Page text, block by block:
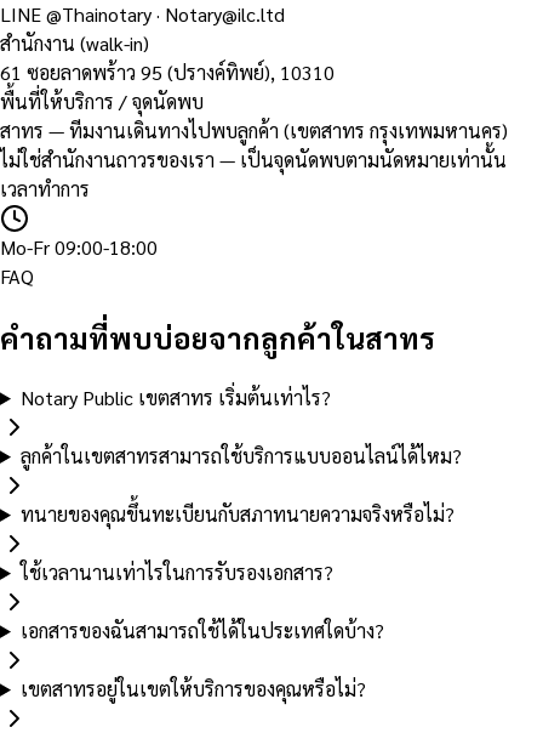
LINE@Thainotary· Notary@ilc.ltd
สำนักงาน (walk-in)
61 ซอยลาดพร้าว 95 (ปรางค์ทิพย์), 10310
พื้นที่ให้บริการ / จุดนัดพบ
สาทร — ทีมงานเดินทางไปพบลูกค้า (เขตสาทร กรุงเทพมหานคร)
ไม่ใช่สำนักงานถาวรของเรา — เป็นจุดนัดพบตามนัดหมายเท่านั้น
เวลาทำการ
Mo-Fr 09:00-18:00
FAQ
คำถามที่พบบ่อยจากลูกค้าในสาทร
Notary Public เขตสาทร เริ่มต้นเท่าไร?
ลูกค้าในเขตสาทรสามารถใช้บริการแบบออนไลน์ได้ไหม?
ทนายของคุณขึ้นทะเบียนกับสภาทนายความจริงหรือไม่?
ใช้เวลานานเท่าไรในการรับรองเอกสาร?
เอกสารของฉันสามารถใช้ได้ในประเทศใดบ้าง?
เขตสาทรอยู่ในเขตให้บริการของคุณหรือไม่?